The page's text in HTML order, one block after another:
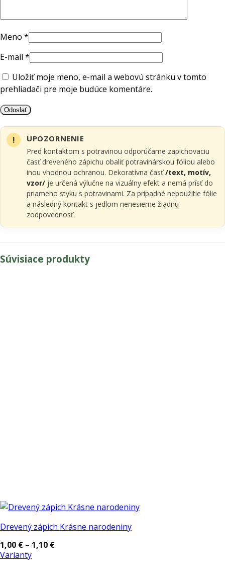
Meno *
E-mail *
Uložiť moje meno, e-mail a webovú stránku v tomto
prehliadači pre moje budúce komentáre.
UPOZORNENIE
Pred kontaktom s potravinou odporúčame zapichovaciu
časť dreveného zápichu obaliť potravinárskou fóliou alebo
inou vhodnou ochranou. Dekoratívna časť/text, motív,
vzor/ je určená výlučne na vizuálny efekt a nemá prísť do
priameho styku s potravinami. Za prípadné nepoužitie fólie
a následný kontakt s jedlom nenesieme žiadnu
zodpovednosť.
Súvisiace produkty
Drevený zápich Krásne narodeniny
1,00 € – 1,10 €Price
Varianty